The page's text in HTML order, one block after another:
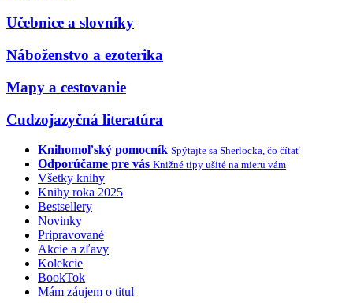
Učebnice a slovníky
Náboženstvo a ezoterika
Mapy a cestovanie
Cudzojazyčná literatúra
Knihomoľský pomocník Spýtajte sa Sherlocka, čo čítať
Odporúčame pre vás Knižné tipy ušité na mieru vám
Všetky knihy
Knihy roka 2025
Bestsellery
Novinky
Pripravované
Akcie a zľavy
Kolekcie
BookTok
Mám záujem o titul